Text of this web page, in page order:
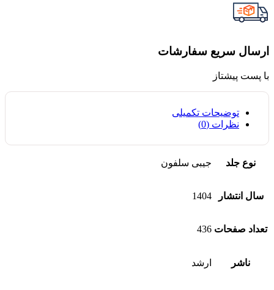
ارسال سریع سفارشات
با پست پیشتاز
توضیحات تکمیلی
نظرات (0)
نوع جلد جیبی سلفون
سال انتشار 1404
تعداد صفحات 436
ناشر ارشد